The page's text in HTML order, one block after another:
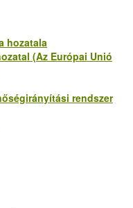
hozatala
(Az Európai Unió
rendszer